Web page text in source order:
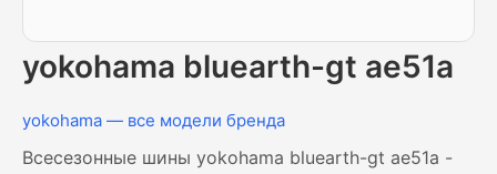
yokohama bluearth-gt ae51a
yokohama — все модели бренда
Всесезонные шины yokohama bluearth-gt ae51a -